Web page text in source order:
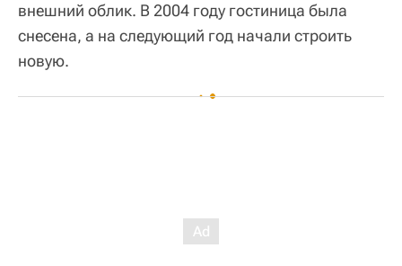
внешний облик. В 2004 году гостиница была
снесена, а на следующий год начали строить
новую.